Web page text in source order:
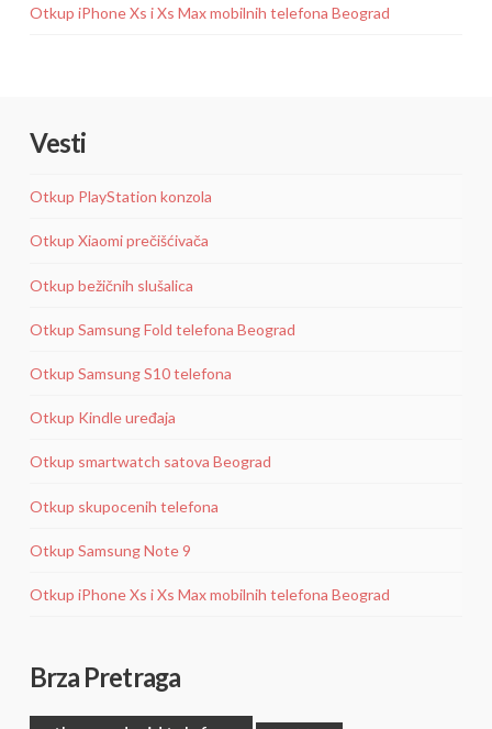
Otkup iPhone Xs i Xs Max mobilnih telefona Beograd
Vesti
Otkup PlayStation konzola
Otkup Xiaomi prečišćivača
Otkup bežičnih slušalica
Otkup Samsung Fold telefona Beograd
Otkup Samsung S10 telefona
Otkup Kindle uređaja
Otkup smartwatch satova Beograd
Otkup skupocenih telefona
Otkup Samsung Note 9
Otkup iPhone Xs i Xs Max mobilnih telefona Beograd
Brza Pretraga